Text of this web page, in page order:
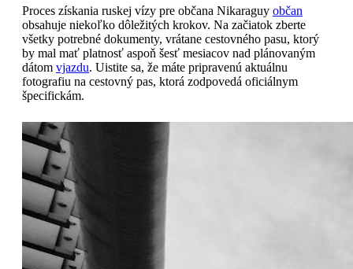
Proces získania ruskej vízy pre občana Nikaraguy občan
obsahuje niekoľko dôležitých krokov. Na začiatok zberte
všetky potrebné dokumenty, vrátane cestovného pasu, ktorý
by mal mať platnosť aspoň šesť mesiacov nad plánovaným
dátom vjazdu. Uistite sa, že máte pripravenú aktuálnu
fotografiu na cestovný pas, ktorá zodpovedá oficiálnym
špecifickám.